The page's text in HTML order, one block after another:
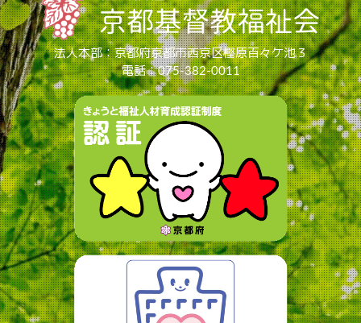
法人本部：京都府京都市西京区樫原百々ケ池３
電話：075-382-0011